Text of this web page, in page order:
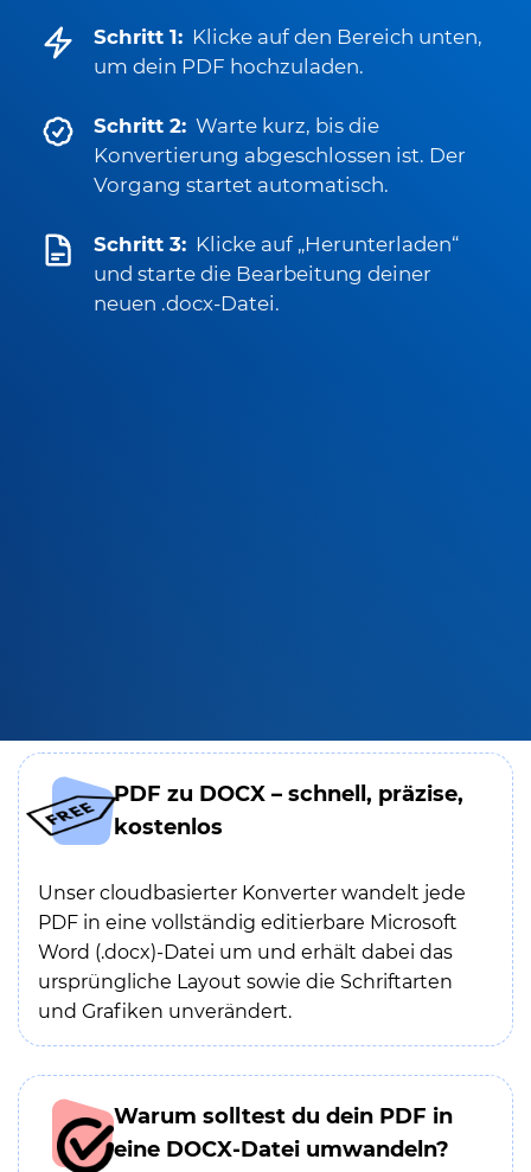
Schritt 1: Klicke auf den Bereich unten,
um dein PDF hochzuladen.
Schritt 2: Warte kurz, bis die
Konvertierung abgeschlossen ist. Der
Vorgang startet automatisch.
Schritt 3: Klicke auf „Herunterladen“
und starte die Bearbeitung deiner
neuen .docx-Datei.
PDF zu DOCX – schnell, präzise,
kostenlos
Unser cloudbasierter Konverter wandelt jede
PDF in eine vollständig editierbare Microsoft
Word (.docx)-Datei um und erhält dabei das
ursprüngliche Layout sowie die Schriftarten
und Grafiken unverändert.
Warum solltest du dein PDF in
eine DOCX-Datei umwandeln?